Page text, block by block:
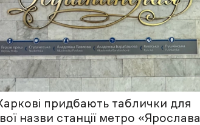
придбають таблички для
назви станції метро «Ярослава